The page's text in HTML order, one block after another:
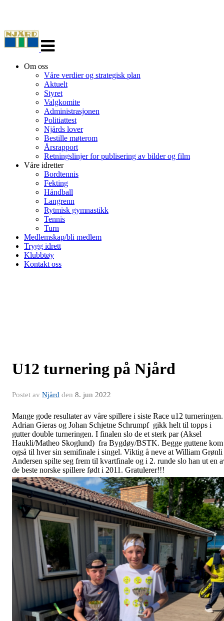
navigasjon
Om oss
Våre verdier og strategisk plan
Aktuelt
Styret
Valgkomite
Administrasjonen
Politiattest
Njårds lover
Bestille møterom
Årsrapport
Retningslinjer for publisering av bilder og film
Våre idretter
Bordtennis
Fekting
Håndball
Langrenn
Rytmisk gymnastikk
Tennis
Turn
Medlemskap/bli medlem
Trygg idrett
Klubbtøy
Kontakt oss
U12 turnering på Njård
Postet av Njård den 8. jun 2022
Mange gode resultater av våre spillere i siste Race u12 turneringen.
Adrian Gieras og Johan Schjetne Schrumpf gikk helt til topps i
gutter double turneringen. I finalen slo de et sterk par (Aksel
Haukli/Matheo Skoglund) fra Bygdøy/BSTK. Begge guttene kom
også til hver sin semifinale i singel. Viktig å neve at William Grønli
Andersen spilte seg frem til kvartfinale og i 2. runde slo han ut en
de beste norske spillere født i 2011. Gratulerer!!!